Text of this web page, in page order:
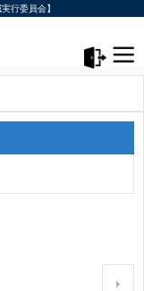
行委員会】